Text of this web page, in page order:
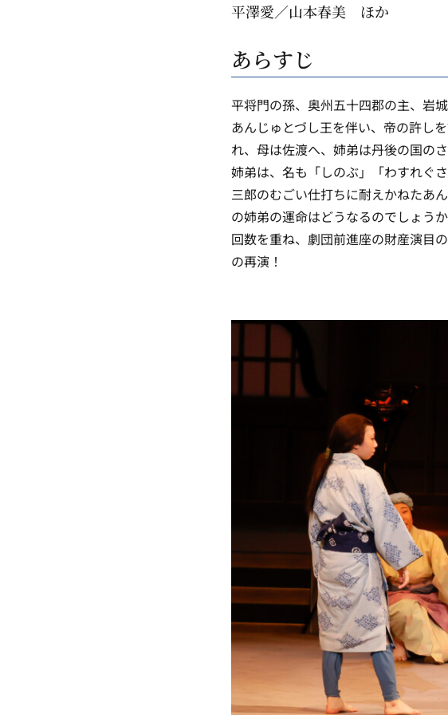
平澤愛／山本春美 ほか
あらすじ
平将門の孫、奥州五十四郡の主、岩
あんじゅとづし王を伴い、帝の許し
れ、母は佐渡へ、姉弟は丹後の国の
姉弟は、名も「しのぶ」「わすれぐ
三郎のむごい仕打ちに耐えかねたあ
の姉弟の運命はどうなるのでしょう
回数を重ね、劇団前進座の財産演目
の再演！